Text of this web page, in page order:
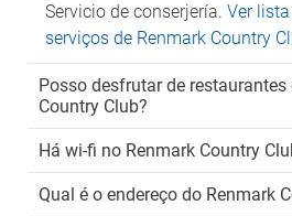
Servicio de conserjería. Ver
serviços de Renmark Country
Posso desfrutar de restaurantes
Country Club?
Há wi-fi no Renmark Country
Qual é o endereço do Renmark